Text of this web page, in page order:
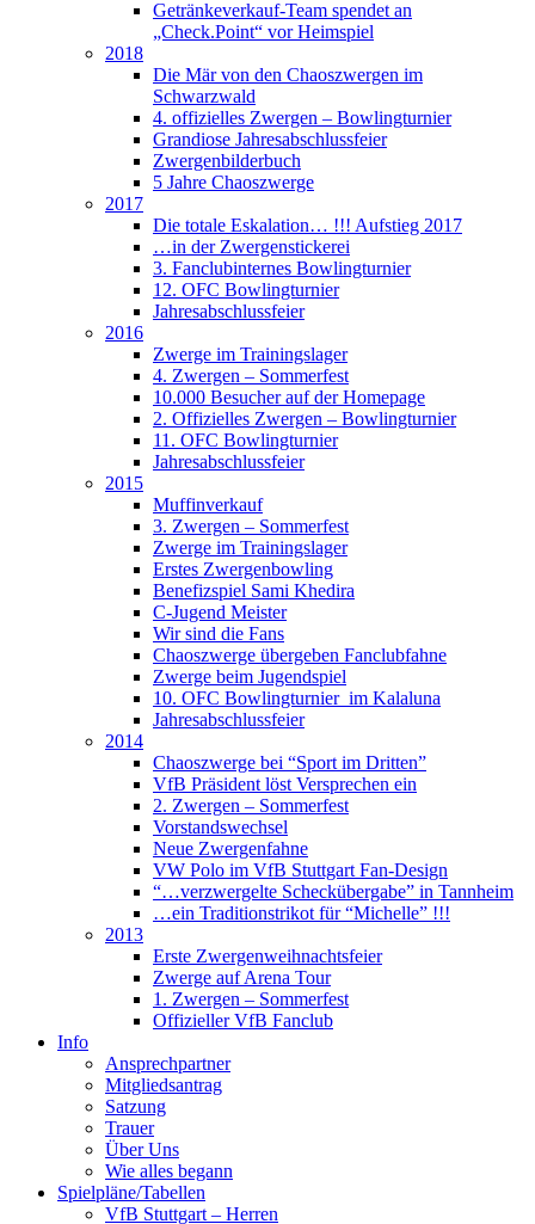
Getränkeverkauf-Team spendet an
„Check.Point“ vor Heimspiel
2018
Die Mär von den Chaoszwergen im
Schwarzwald
4. offizielles Zwergen – Bowlingturnier
Grandiose Jahresabschlussfeier
Zwergenbilderbuch
5 Jahre Chaoszwerge
2017
Die totale Eskalation… !!! Aufstieg 2017
…in der Zwergenstickerei
3. Fanclubinternes Bowlingturnier
12. OFC Bowlingturnier
Jahresabschlussfeier
2016
Zwerge im Trainingslager
4. Zwergen – Sommerfest
10.000 Besucher auf der Homepage
2. Offizielles Zwergen – Bowlingturnier
11. OFC Bowlingturnier
Jahresabschlussfeier
2015
Muffinverkauf
3. Zwergen – Sommerfest
Zwerge im Trainingslager
Erstes Zwergenbowling
Benefizspiel Sami Khedira
C-Jugend Meister
Wir sind die Fans
Chaoszwerge übergeben Fanclubfahne
Zwerge beim Jugendspiel
10. OFC Bowlingturnier im Kalaluna
Jahresabschlussfeier
2014
Chaoszwerge bei “Sport im Dritten”
VfB Präsident löst Versprechen ein
2. Zwergen – Sommerfest
Vorstandswechsel
Neue Zwergenfahne
VW Polo im VfB Stuttgart Fan-Design
“…verzwergelte Scheckübergabe” in Tannheim
…ein Traditionstrikot für “Michelle” !!!
2013
Erste Zwergenweihnachtsfeier
Zwerge auf Arena Tour
1. Zwergen – Sommerfest
Offizieller VfB Fanclub
Info
Ansprechpartner
Mitgliedsantrag
Satzung
Trauer
Über Uns
Wie alles begann
Spielpläne/Tabellen
VfB Stuttgart – Herren